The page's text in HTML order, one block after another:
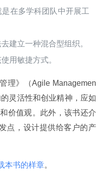
在多学科团队中开展工
建立一种混合型组织。
用敏捷方式。
理》（Agile Managemen
灵活性和创业精神，应如
价值观。此外，该书还介
点，设计提供给客户的产
本书的样章。